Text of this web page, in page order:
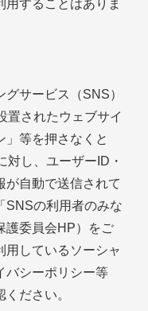
することはありま
サービス（SNS）
置されたウェブサイ
」等を押さなくと
対し、ユーザーID・
が自動で送信されて
SNSの利用者のみな
護委員会HP）をご
用しているソーシャ
バシーポリシー等
ださい。